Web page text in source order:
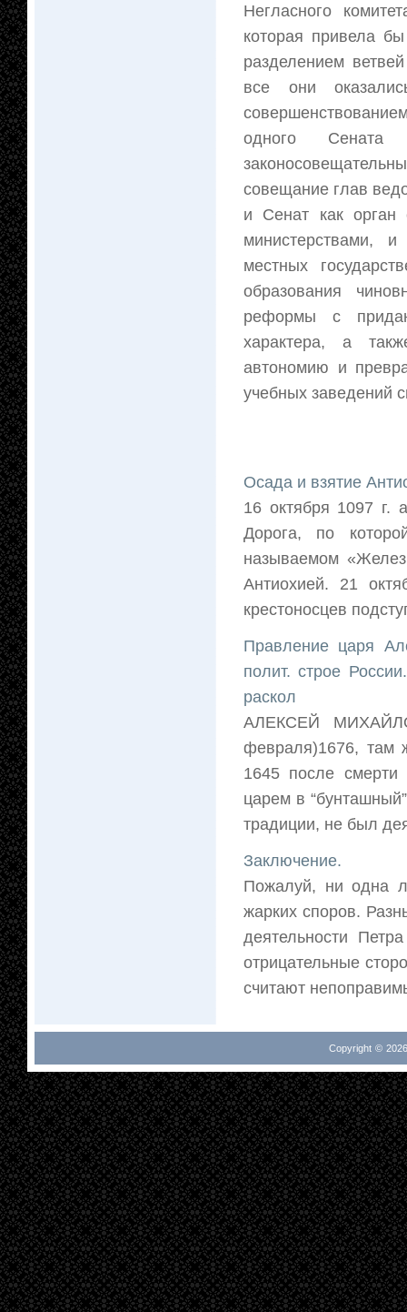
Негласного
которая привела
разделением
все они
одного Сената
совещание глав
и Сенат как орган
министерствами,
местных
образования
реформы с
характера, а
автономию и
учебных заведений
Осада и взятие
16 октября 1097 г.
Дорога, по
называемом
Антиохией. 21
крестоносцев
Правление царя
полит. строе
раскол
АЛЕКСЕЙ
февраля)1676, там
1645 после
царем в
традиции, не был
Заключение.
Пожалуй, ни одна
жарких споров.
деятельности
отрицательные
считают
Copyright ©